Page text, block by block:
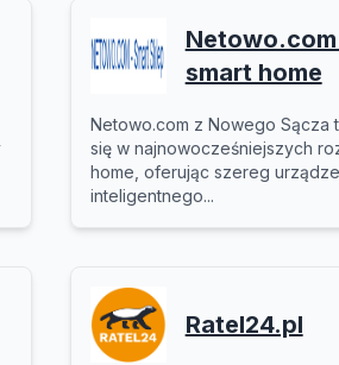
smart home
Netowo.com z Nowego Sącza
się w najnowocześniejszych
home, oferując szereg
inteligentnego...
Ratel24.pl